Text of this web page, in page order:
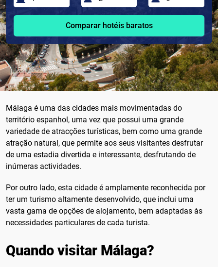
Comparar hotéis baratos
Málaga é uma das cidades mais movimentadas do
território espanhol, uma vez que possui uma grande
variedade de atracções turísticas, bem como uma grande
atração natural, que permite aos seus visitantes desfrutar
de uma estadia divertida e interessante, desfrutando de
inúmeras actividades.
Por outro lado, esta cidade é amplamente reconhecida por
ter um turismo altamente desenvolvido, que inclui uma
vasta gama de opções de alojamento, bem adaptadas às
necessidades particulares de cada turista.
Quando visitar Málaga?